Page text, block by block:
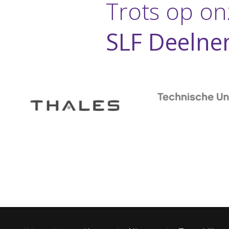
Trots op
SLF